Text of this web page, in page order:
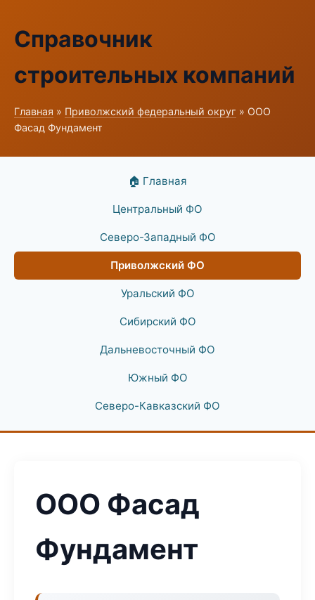
Справочник
строительных компаний
Главная » Приволжский федеральный округ » ООО
Фасад Фундамент
🏠 Главная
Центральный ФО
Северо-Западный ФО
Приволжский ФО
Уральский ФО
Сибирский ФО
Дальневосточный ФО
Южный ФО
Северо-Кавказский ФО
ООО Фасад
Фундамент